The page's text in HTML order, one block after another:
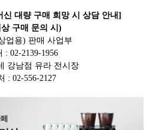
대량 구매 희망 시 상담 안내]
구매 문의 시)
업용) 판매 사업부
: 02-2139-1956
강남점 유라 전시장
: 02-556-2127